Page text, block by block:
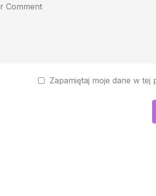
Zapamiętaj moje dane w